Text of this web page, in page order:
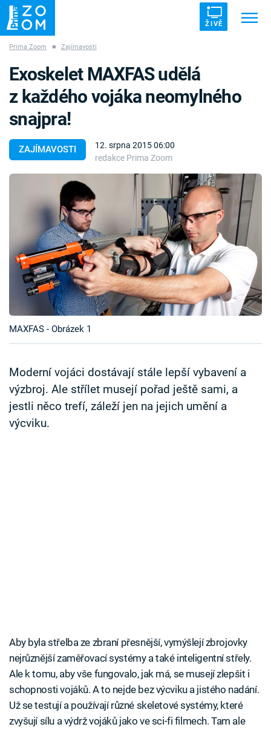
ŽIVĚ
ZÁHADY VETŘELCI DÁVNOVĚKU
Témata
TV Program
Časopis
Sledujte prima+
Sledujte nás
Prima Zoom ■ Zajímavosti
ZAJÍMAVOSTI
12. srpna 2015 06:00
redakce Prima Zoom
Exoskelet MAXFAS udělá
z každého vojáka neomylného
snajpra!
MAXFAS - Obrázek 1
Moderní vojáci dostávají stále lepší vybavení a
výzbroj. Ale střílet musejí pořad ještě sami, a
jestli něco trefí, záleží jen na jejich umění a
výcviku.
Aby byla střelba ze zbraní přesnější, vymýšlejí zbrojovky
nejrůznější zaměřovací systémy a také inteligentní střely.
Ale k tomu, aby vše fungovalo, jak má, se musejí zlepšit i
schopnosti vojáků. A to nejde bez výcviku a jistého nadání.
Už se testují a používají různé skeletové systémy, které
zvyšují sílu a výdrž vojáků jako ve sci-fi filmech. Tam ale